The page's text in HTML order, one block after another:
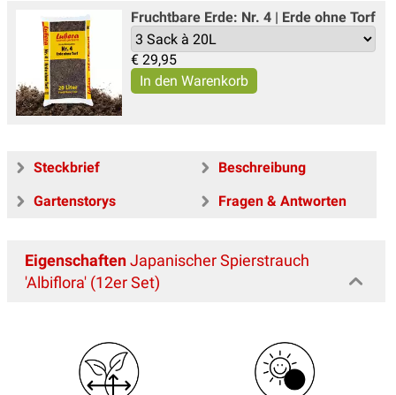
Fruchtbare Erde: Nr. 4 | Erde ohne Torf
€ 29,95
Steckbrief
Beschreibung
Gartenstorys
Fragen & Antworten
EigenschaftenJapanischer Spierstrauch
'Albiflora' (12er Set)